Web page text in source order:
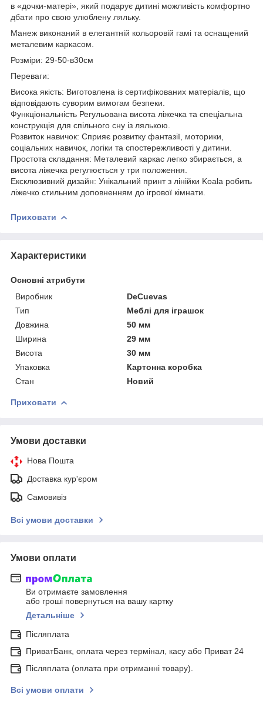
в «дочки-матері», який подарує дитині можливість комфортно
дбати про свою улюблену ляльку.
Манеж виконаний в елегантній кольоровій гамі та оснащений
металевим каркасом.
Розміри: 29-50-в30см
Переваги:
Висока якість: Виготовлена ​​із сертифікованих матеріалів, що
відповідають суворим вимогам безпеки.
Функціональність Регульована висота ліжечка та спеціальна
конструкція для спільного сну із лялькою.
Розвиток навичок: Сприяє розвитку фантазії, моторики,
соціальних навичок, логіки та спостережливості у дитини.
Простота складання: Металевий каркас легко збирається, а
висота ліжечка регулюється у три положення.
Ексклюзивний дизайн: Унікальний принт з лінійки Koala робить
ліжечко стильним доповненням до ігрової кімнати.
Приховати
Характеристики
Основні атрибути
Виробник
DeCuevas
Тип
Меблі для іграшок
Довжина
50 мм
Ширина
29 мм
Висота
30 мм
Упаковка
Картонна коробка
Стан
Новий
Приховати
Умови доставки
Нова Пошта
Доставка кур'єром
Самовивіз
Всі умови доставки
Умови оплати
Ви отримаєте замовлення
або гроші повернуться на вашу картку
Детальніше
Післяплата
ПриватБанк, оплата через термінал, касу або Приват 24
Післяплата (оплата при отриманні товару).
Всі умови оплати